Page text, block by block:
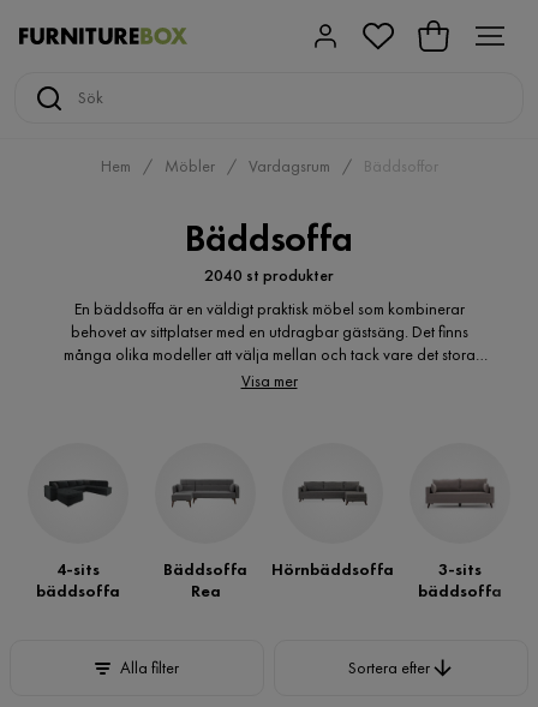
Hem Möbler Vardagsrum Bäddsoffor
Bäddsoffa
2040 st produkter
En bäddsoffa är en väldigt praktisk möbel som kombinerar
behovet av sittplatser med en utdragbar gästsäng. Det finns
många olika modeller att välja mellan och tack vare det stora
urvalet går det att hitta den perfekta färgen som passar in perfekt
Visa mer
4-sits
bäddsoffa
Bäddsoffa
Rea
Hörnbäddsoffa
3-sits
bäddsoffa
Alla filter Sortera efter